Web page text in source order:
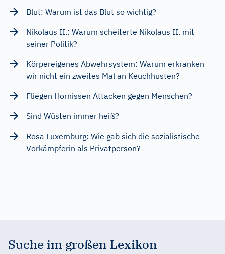
Blut: Warum ist das Blut so wichtig?
Nikolaus II.: Warum scheiterte Nikolaus II. mit
seiner Politik?
Körpereigenes Abwehrsystem: Warum erkranken
wir nicht ein zweites Mal an Keuchhusten?
Fliegen Hornissen Attacken gegen Menschen?
Sind Wüsten immer heiß?
Rosa Luxemburg: Wie gab sich die sozialistische
Vorkämpferin als Privatperson?
Suche im großen Lexikon